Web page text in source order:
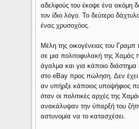
αδελφούς του έκοψε ένα ακόμη
τον ίδιο λόγο. Το δεύτερο
ένας χρυσοχόος.
Μέλη της οικογένειας του
σε μια πολιτοφυλακή της Χαμάς
άγαλμα και για κάποιο διάστημα
στο eBay προς πώληση. Δεν έχει
αν υπήρξε κάποιος υποψήφιος
όταν οι πολιτικές αρχές της
ανακάλυψαν την ύπαρξή του
αστυνομία να το κατασχέσει.